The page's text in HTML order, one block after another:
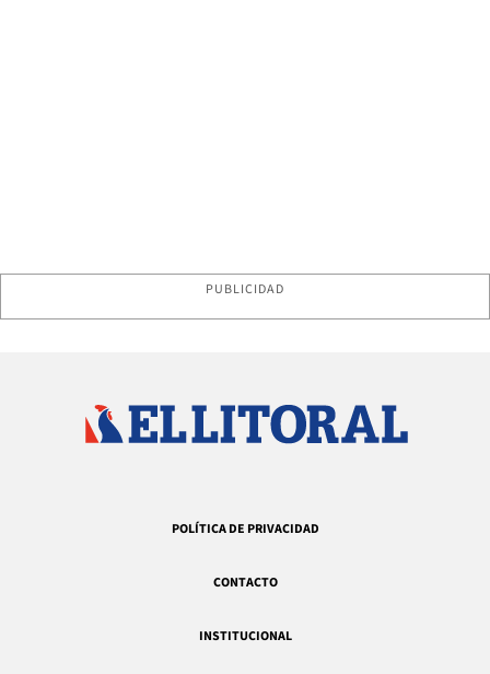
PUBLICIDAD
POLÍTICA DE PRIVACIDAD
CONTACTO
INSTITUCIONAL